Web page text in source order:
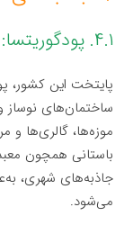
۴.۱. پودگوریتسا: پایتخت مونته‌نگرو
پایتخت این کشور،
ساختمان‌های نوساز
موزه‌ها، گالری‌ها و
باستانی همچون معبد
جاذبه‌های شهری،
می‌شود.